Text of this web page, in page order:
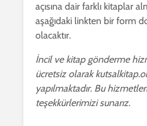
açısına dair farklı kitaplar
aşağıdaki linkten bir form
olacaktır.
İncil ve kitap gönderme
ücretsiz olarak
yapılmaktadır. Bu
teşekkürlerimizi sunarız.